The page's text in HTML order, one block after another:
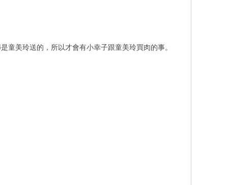
童美玲送的，所以才會有小幸子跟童美玲買肉的事。